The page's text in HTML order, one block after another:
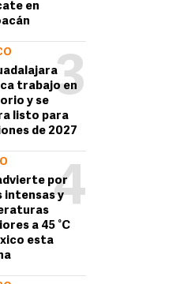
en
3
trabajo en
y se
listo para
de 2027
4
por
intensas y
a 45 °C
esta